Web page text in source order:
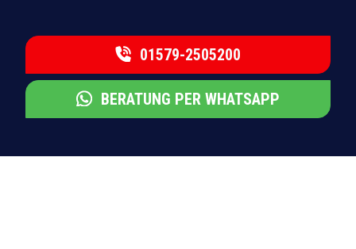
01579-2505200
BERATUNG PER WHATSAPP